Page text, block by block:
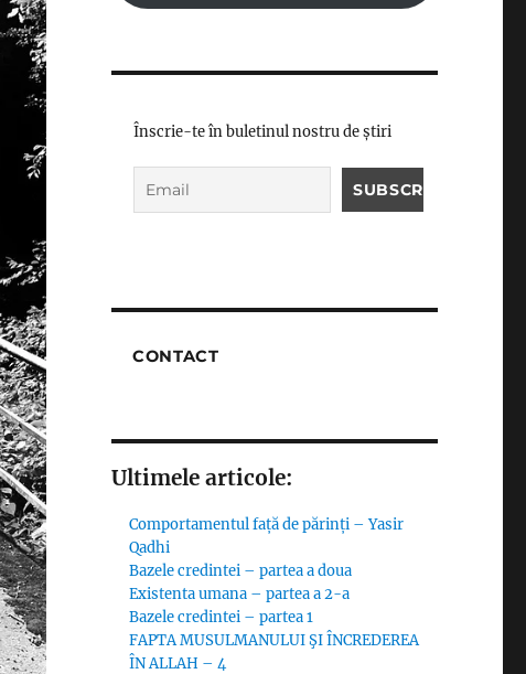
Înscrie-te în buletinul nostru de știri
CONTACT
Ultimele articole:
Comportamentul față de părinți – Yasir
Qadhi
Bazele credintei – partea a doua
Existenta umana – partea a 2-a
Bazele credintei – partea 1
FAPTA MUSULMANULUI ŞI ÎNCREDEREA
ÎN ALLAH – 4